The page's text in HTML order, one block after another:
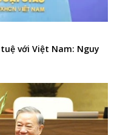
với Việt Nam: Nguy